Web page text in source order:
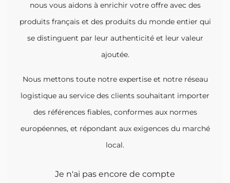
nous vous aidons à enrichir votre offre avec des
produits français et des produits du monde entier qui
se distinguent par leur authenticité et leur valeur
ajoutée.
Nous mettons toute notre expertise et notre réseau
logistique au service des clients souhaitant importer
des références fiables, conformes aux normes
européennes, et répondant aux exigences du marché
local.
Je n'ai pas encore de compte